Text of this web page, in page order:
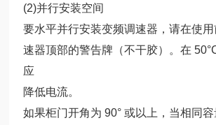
(2)并行安装空间
要水平并行安装变频调速器，请在使
速器顶部的警告牌（不干胶）。在
应
降低电流。
如果柜门开角为 90° 或以上，当相同